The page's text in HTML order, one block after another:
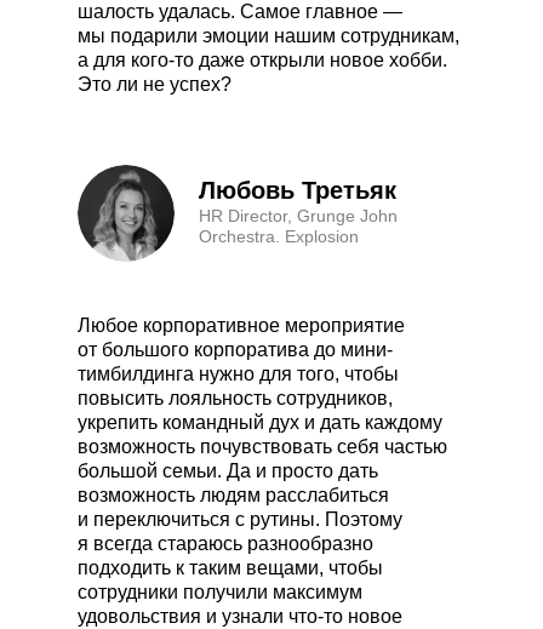
шалость удалась. Самое главное —
мы подарили эмоции нашим сотрудникам,
а для кого-то даже открыли новое хобби.
Это ли не успех?
Любовь Третьяк
HR Director, Grunge John
Orchestra. Explosion
Любое корпоративное мероприятие
от большого корпоратива до мини-
тимбилдинга нужно для того, чтобы
повысить лояльность сотрудников,
укрепить командный дух и дать каждому
возможность почувствовать себя частью
большой семьи. Да и просто дать
возможность людям расслабиться
и переключиться с рутины. Поэтому
я всегда стараюсь разнообразно
подходить к таким вещами, чтобы
сотрудники получили максимум
удовольствия и узнали что-то новое